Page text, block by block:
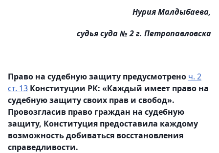
Нурия Малдыбаева,
судья суда № 2 г. Петропавловска
Право на судебную защиту предусмотрено ч. 2
ст. 13 Конституции РК: «Каждый имеет право на
судебную защиту своих прав и свобод».
Провозгласив право граждан на судебную
защиту, Конституция предоставила каждому
возможность добиваться восстановления
справедливости.